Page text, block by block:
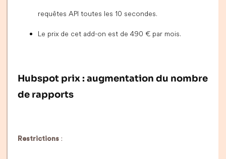
requêtes API toutes les 10 secondes.
Le prix de cet add-on est de 490 € par mois.
Hubspot prix : augmentation du nombre
de rapports
Restrictions :